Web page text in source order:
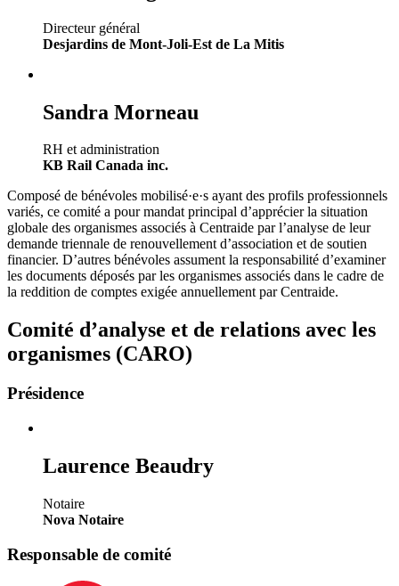
Directeur général
Desjardins de Mont-Joli-Est de La Mitis
Sandra Morneau
RH et administration
KB Rail Canada inc.
Composé de bénévoles mobilisé·e·s ayant des profils professionnels
variés, ce comité a pour mandat principal d’apprécier la situation
globale des organismes associés à Centraide par l’analyse de leur
demande triennale de renouvellement d’association et de soutien
financier. D’autres bénévoles assument la responsabilité d’examiner
les documents déposés par les organismes associés dans le cadre de
la reddition de comptes exigée annuellement par Centraide.
Comité d’analyse et de relations avec les
organismes (CARO)
Présidence
Laurence Beaudry
Notaire
Nova Notaire
Responsable de comité